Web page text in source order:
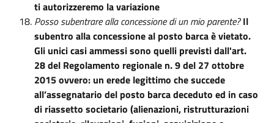
ti autorizzeremo la variazione
Posso subentrare alla concessione di un mio parente? Il
subentro alla concessione al posto barca è vietato.
Gli unici casi ammessi sono quelli previsti dall'art.
28 del Regolamento regionale n. 9 del 27 ottobre
2015 ovvero: un erede legittimo che succede
all’assegnatario del posto barca deceduto ed in caso
di riassetto societario (alienazioni, ristrutturazioni